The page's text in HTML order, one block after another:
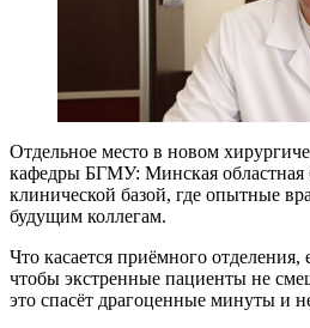
Отдельное место в новом
кафедры БГМУ: Минская областная
клинической базой, где опытные
будущим коллегам.
Что касается приёмного отделения,
чтобы экстренные пациенты не
это спасёт драгоценные минуты и